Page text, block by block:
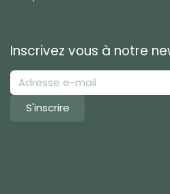
Inscrivez vous à notre
S'inscrire